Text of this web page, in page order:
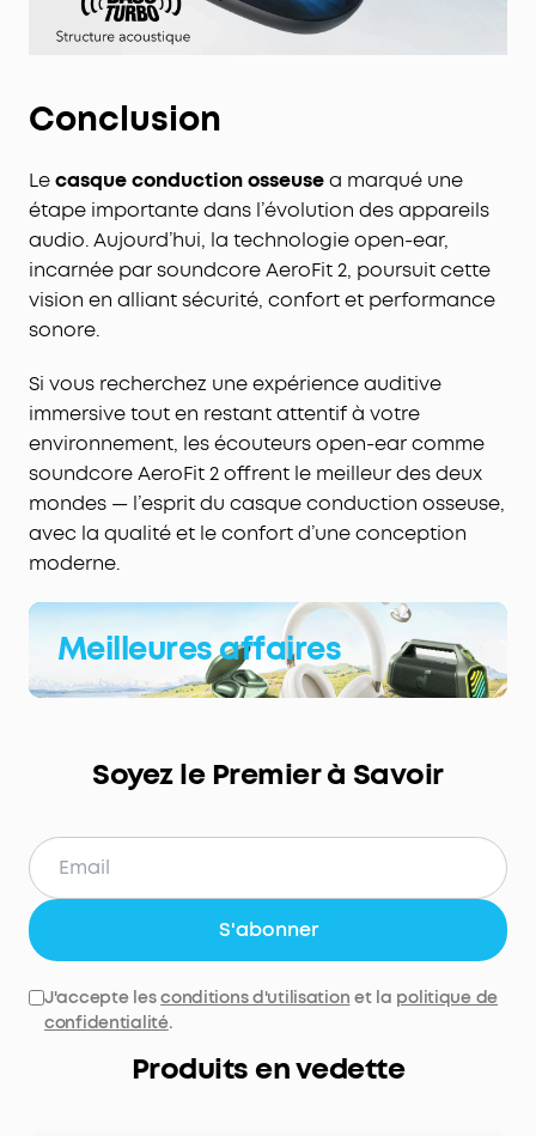
Conclusion
Lecasque conduction osseusea marqué une
étape importante dans l’évolution des appareils
audio. Aujourd’hui, la technologie open-ear,
incarnée par soundcore AeroFit 2, poursuit cette
vision en alliant sécurité, confort et performance
sonore.
Si vous recherchez une expérience auditive
immersive tout en restant attentif à votre
environnement, les écouteurs open-ear comme
soundcore AeroFit 2 offrent le meilleur des deux
mondes — l’esprit du casque conduction osseuse,
avec la qualité et le confort d’une conception
moderne.
Meilleures affaires
Soyez le Premier à Savoir
S'abonner
J'accepte lesconditions d'utilisation et la politique de
confidentialité.
Produits en vedette